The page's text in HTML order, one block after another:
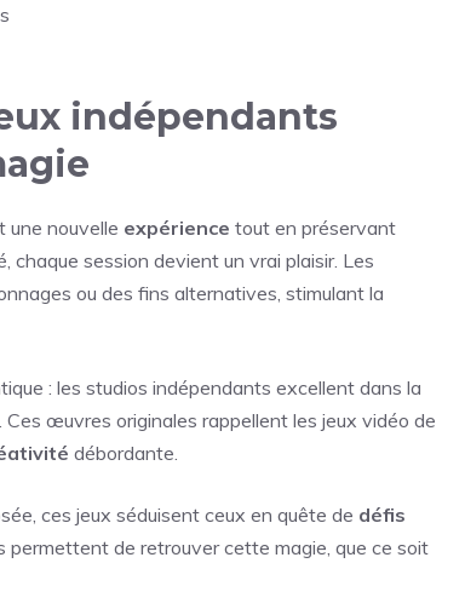
indépendants
une nouvelle expérience tout en préservant
chaque session devient un vrai plaisir. Les
ou des fins alternatives, stimulant la
: les studios indépendants excellent dans la
Ces œuvres originales rappellent les jeux vidéo de
débordante.
ces jeux séduisent ceux en quête de défis
permettent de retrouver cette magie, que ce soit